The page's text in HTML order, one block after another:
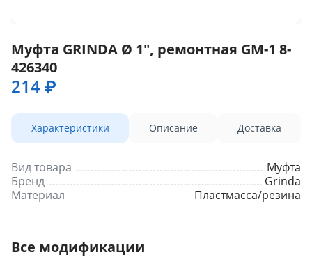
Муфта GRINDA Ø 1", ремонтная GM-1 8-
426340
214 ₽
Характеристики Описание Доставка
Вид товара
Муфта
Бренд
Grinda
Материал
Пластмасса/резина
Все модификации